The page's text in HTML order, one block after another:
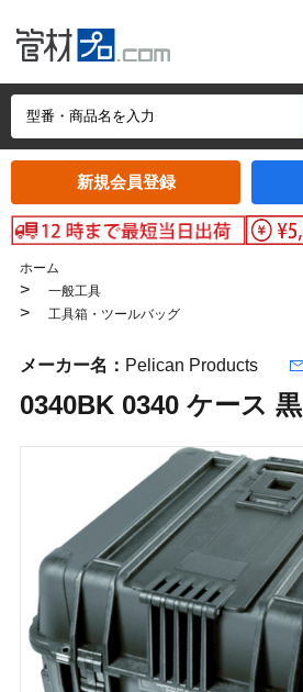
新規会員登録
ホーム
> 一般工具
> 工具箱・ツールバッグ
メーカー名： Pelican Products
0340BK 0340 ケース 黒